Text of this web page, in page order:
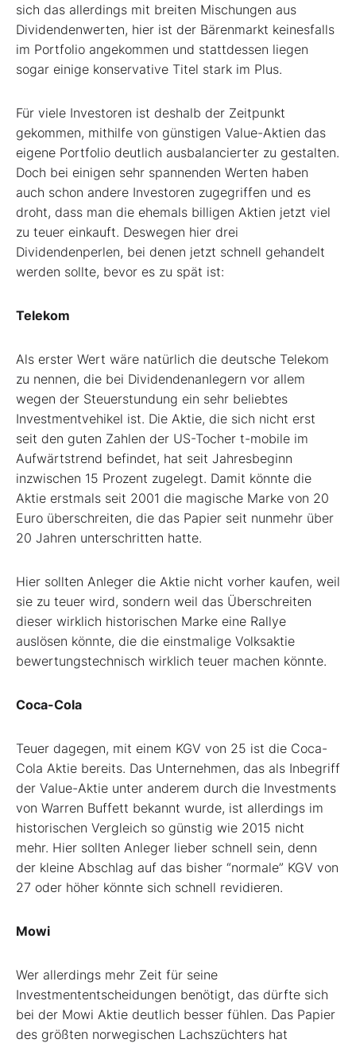
sich das allerdings mit breiten Mischungen aus
Dividendenwerten, hier ist der Bärenmarkt keinesfalls
im Portfolio angekommen und stattdessen liegen
sogar einige konservative Titel stark im Plus.
Für viele Investoren ist deshalb der Zeitpunkt
gekommen, mithilfe von günstigen Value-Aktien das
eigene Portfolio deutlich ausbalancierter zu gestalten.
Doch bei einigen sehr spannenden Werten haben
auch schon andere Investoren zugegriffen und es
droht, dass man die ehemals billigen Aktien jetzt viel
zu teuer einkauft. Deswegen hier drei
Dividendenperlen, bei denen jetzt schnell gehandelt
werden sollte, bevor es zu spät ist:
Telekom
Als erster Wert wäre natürlich die deutsche Telekom
zu nennen, die bei Dividendenanlegern vor allem
wegen der Steuerstundung ein sehr beliebtes
Investmentvehikel ist. Die Aktie, die sich nicht erst
seit den guten Zahlen der US-Tocher t-mobile im
Aufwärtstrend befindet, hat seit Jahresbeginn
inzwischen 15 Prozent zugelegt. Damit könnte die
Aktie erstmals seit 2001 die magische Marke von 20
Euro überschreiten, die das Papier seit nunmehr über
20 Jahren unterschritten hatte.
Hier sollten Anleger die Aktie nicht vorher kaufen, weil
sie zu teuer wird, sondern weil das Überschreiten
dieser wirklich historischen Marke eine Rallye
auslösen könnte, die die einstmalige Volksaktie
bewertungstechnisch wirklich teuer machen könnte.
Coca-Cola
Teuer dagegen, mit einem KGV von 25 ist die Coca-
Cola Aktie bereits. Das Unternehmen, das als Inbegriff
der Value-Aktie unter anderem durch die Investments
von Warren Buffett bekannt wurde, ist allerdings im
historischen Vergleich so günstig wie 2015 nicht
mehr. Hier sollten Anleger lieber schnell sein, denn
der kleine Abschlag auf das bisher “normale” KGV von
27 oder höher könnte sich schnell revidieren.
Mowi
Wer allerdings mehr Zeit für seine
Investmententscheidungen benötigt, das dürfte sich
bei der Mowi Aktie deutlich besser fühlen. Das Papier
des größten norwegischen Lachszüchters hat